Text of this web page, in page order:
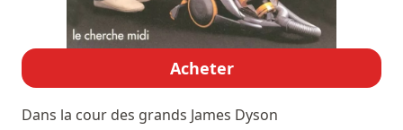
Acheter
Dans la cour des grands James Dyson